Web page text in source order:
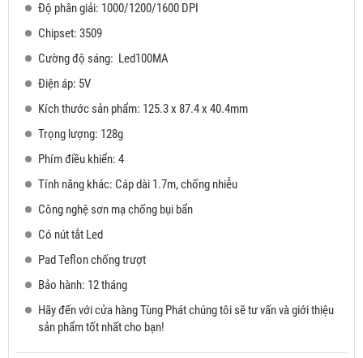
Độ phân giải: 1000/1200/1600 DPI
Chipset: 3509
Cường độ sáng: Led100MA
Điện áp: 5V
Kích thước sản phẩm: 125.3 x 87.4 x 40.4mm
Trọng lượng: 128g
Phím điều khiển: 4
Tính năng khác: Cáp dài 1.7m, chống nhiễu
Công nghệ sơn mạ chống bụi bẩn
Có nút tắt Led
Pad Teflon chống trượt
Bảo hành: 12 tháng
Hãy đến với cửa hàng Tùng Phát chúng tôi sẽ tư vấn và giới thiệu
sản phẩm tốt nhất cho bạn!